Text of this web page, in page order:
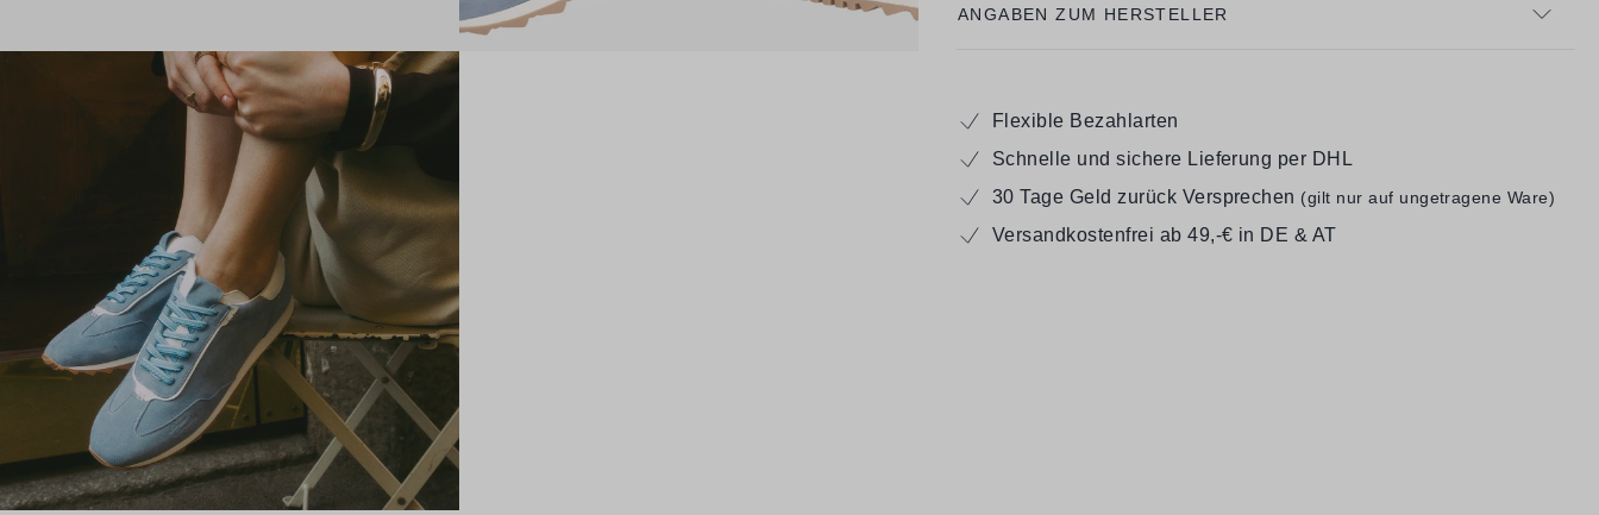
ANGABEN ZUM HERSTELLER
Flexible Bezahlarten
Schnelle und sichere Lieferung per DHL
30 Tage Geld zurück Versprechen (gilt nur auf ungetragene Ware)
Versandkostenfrei ab 49,-€ in DE & AT